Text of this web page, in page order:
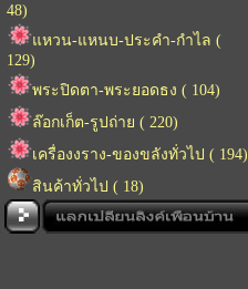
48)
แหวน-แหนบ-ประคำ-กำไล (
129)
พระปิดตา-พระยอดธง ( 104)
ล๊อกเก็ต-รูปถ่าย ( 220)
เครื่องงราง-ของขลังทั่วไป ( 194)
สินค้าทั่วไป ( 18)